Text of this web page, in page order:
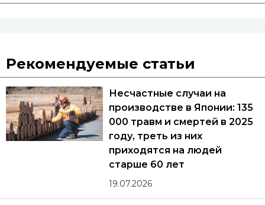
Рекомендуемые статьи
Несчастные случаи на
производстве в Японии: 135
000 травм и смертей в 2025
году, треть из них
приходятся на людей
старше 60 лет
19.07.2026